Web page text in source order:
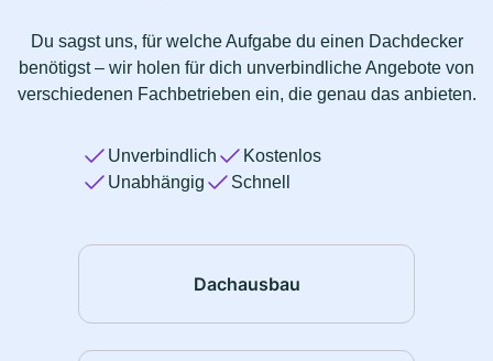
Du sagst uns, für welche Aufgabe du einen Dachdecker
benötigst – wir holen für dich unverbindliche Angebote von
verschiedenen Fachbetrieben ein, die genau das anbieten.
Unverbindlich
Kostenlos
Unabhängig
Schnell
Dachausbau